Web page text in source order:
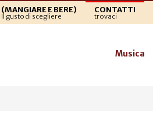
(MANGIARE E BERE)
Il gusto di scegliere
CONTATTI
trovaci
Musica